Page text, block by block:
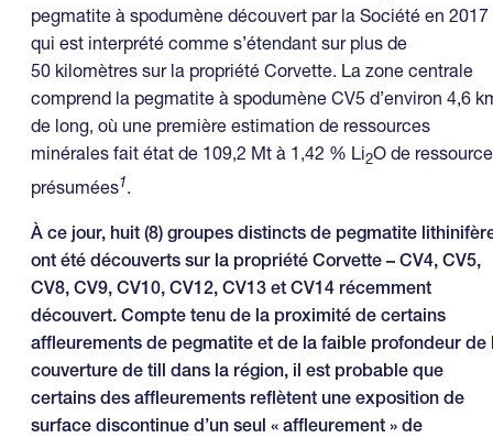
pegmatite à spodumène découvert par la Société en 2017
qui est interprété comme s’étendant sur plus de
50 kilomètres sur la propriété Corvette. La zone centrale
comprend la pegmatite à spodumène CV5 d’environ 4,6
de long, où une première estimation de ressources
minérales fait état de 109,2 Mt à 1,42 % Li2O de
présumées1.
À ce jour, huit (8) groupes distincts de pegmatite
ont été découverts sur la propriété Corvette – CV4, CV5,
CV8, CV9, CV10, CV12, CV13 et CV14 récemment
découvert. Compte tenu de la proximité de certains
affleurements de pegmatite et de la faible profondeur de
couverture de till dans la région, il est probable que
certains des affleurements reflètent une exposition de
surface discontinue d’un seul « affleurement » de